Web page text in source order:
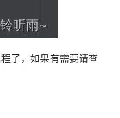
了，如果有需要请查